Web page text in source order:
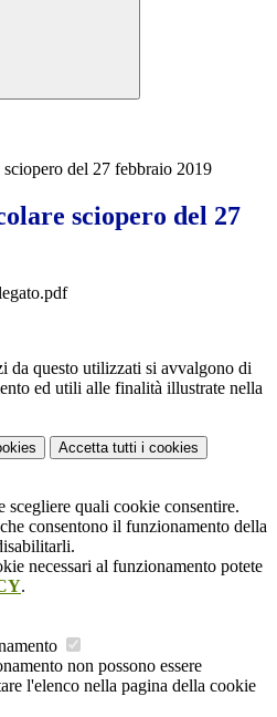
del 27 febbraio 2019
sciopero del 27
da questo utilizzati si avvalgono di
ed utili alle finalità illustrate nella
Accetta tutti i cookies
scegliere quali cookie consentire.
consentono il funzionamento della
necessari al funzionamento potete
.
non possono essere
l'elenco nella pagina della cookie